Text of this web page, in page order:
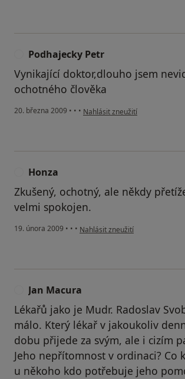
Podhajecky Petr
Vynikající doktor,dlouho jsem
ochotného člověka
20. března 2009 • • • podle názoru uživatele
Nahlásit zneužití
Honza
Zkušený, ochotný, ale někdy
velmi spokojen.
19. února 2009 • • • podle názoru uživatele Honza
Nahlásit zneužití
Jan Macura
Lékařů jako je Mudr. Radoslav
málo. Který lékař v jakoukoliv
dobu přijede za svým, ale i cizím
Jeho nepřítomnost v ordinaci? Co
u někoho kdo potřebuje jeho